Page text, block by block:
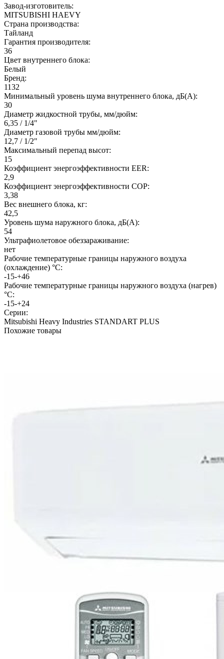
Завод-изготовитель:
MITSUBISHI HAEVY
Страна производства:
Тайланд
Гарантия производителя:
36
Цвет внутреннего блока:
Белый
Бренд:
1132
Минимальный уровень шума внутреннего блока, дБ(А):
30
Диаметр жидкостной трубы, мм/дюйм:
6,35 / 1/4"
Диаметр газовой трубы мм/дюйм:
12,7 / 1/2"
Максимальный перепад высот:
15
Коэффициент энергоэффективности EER:
2,9
Коэффициент энергоэффективности COP:
3,38
Вес внешнего блока, кг:
42,5
Уровень шума наружного блока, дБ(А):
54
Ультрафиолетовое обеззараживание:
нет
Рабочие температурные границы наружного воздуха
(охлаждение) °C:
‑15-+46
Рабочие температурные границы наружного воздуха (нагрев)
°C:
‑15-+24
Серии:
Mitsubishi Heavy Industries STANDART PLUS
Похожие товары